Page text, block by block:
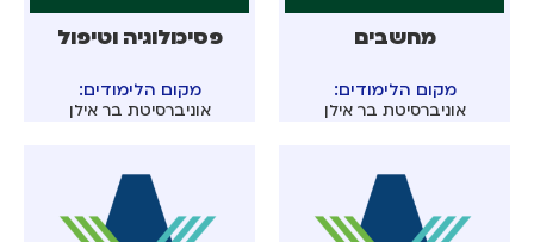
מחשבים
מקום הלימודים:
אוניברסיטת בר אילן
פסיכולוגיה וטיפול
מקום הלימודים:
אוניברסיטת בר אילן